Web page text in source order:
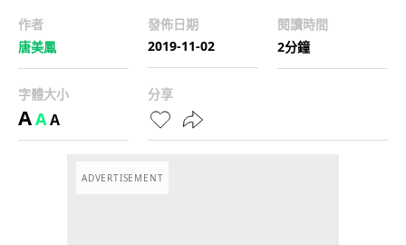
作者
唐美鳳
發佈日期
2019-11-02
閱讀時間
2分鐘
字體大小
AAA
分享
ADVERTISEMENT